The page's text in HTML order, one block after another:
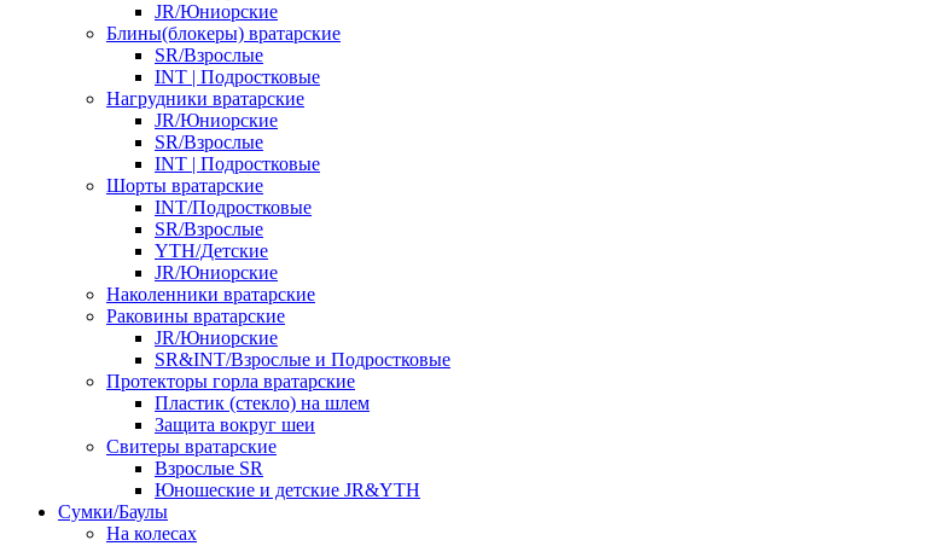
JR/Юниорские
Блины(блокеры) вратарские
SR/Взрослые
INT | Подростковые
Нагрудники вратарские
JR/Юниорские
SR/Взрослые
INT | Подростковые
Шорты вратарские
INT/Подростковые
SR/Взрослые
YTH/Детские
JR/Юниорские
Наколенники вратарские
Раковины вратарские
JR/Юниорские
SR&INT/Взрослые и Подростковые
Протекторы горла вратарские
Пластик (стекло) на шлем
Защита вокруг шеи
Свитеры вратарские
Взрослые SR
Юношеские и детские JR&YTH
Сумки/Баулы
На колесах